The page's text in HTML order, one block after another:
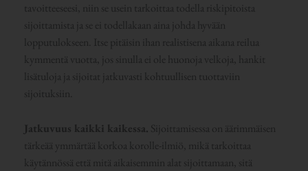
tavoitteeseesi, niin se usein tarkoittaa todella riskipitoista
sijoittamista ja se ei todellakaan aina johda hyvään
lopputulokseen. Itse pitäisin ihan realistisena aikana reilua
kymmentä vuotta, jos sinulla ei ole huonoja velkoja, hankit
lisätuloja ja sijoitat jatkuvasti kohtuullisen tuottaviin
sijoituksiin.
Jatkuvuus kaikki kaikessa. Sijoittamisessa on äärimmäisen
tärkeää ymmärtää korkoa korolle-ilmiö, mikä tarkoittaa
käytännössä että mitä aikaisemmin alat sijoittamaan, sitä